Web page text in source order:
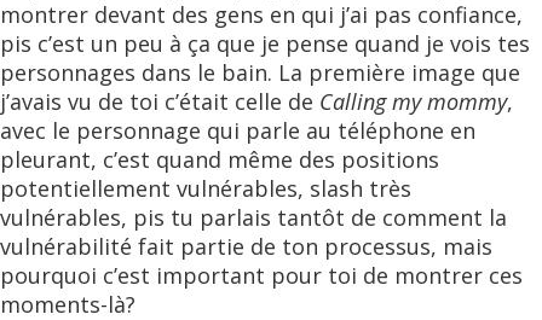
montrer devant des gens en qui j’ai pas confiance,
pis c’est un peu à ça que je pense quand je vois tes
personnages dans le bain. La première image que
j’avais vu de toi c’était celle de Calling my mommy,
avec le personnage qui parle au téléphone en
pleurant, c’est quand même des positions
potentiellement vulnérables, slash très
vulnérables, pis tu parlais tantôt de comment la
vulnérabilité fait partie de ton processus, mais
pourquoi c’est important pour toi de montrer ces
moments-là?